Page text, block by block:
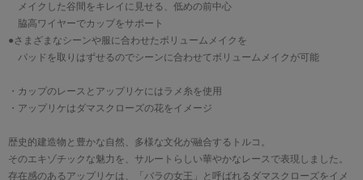
メイクした谷間をキレイに見せる、低めの前中心
脇高ワイヤーでカップをサポート
●さまざまなシーンや服に合わせたボリュームメイクを
パッドを取りはずせるのでシーンに合わせてボリュームメイクが可能
・カップのレースとアップリケにはラメ糸を使用
・アップリケはダマスクローズの花をイメージ
歴史的建造物と豊かな自然、多様な文化が融合するトルコ。
そのエキゾチックな魅力を、サルートらしい華やかなレースで表現しました。
存在感のあるアップリケは、「バラの女王」と呼ばれるダマスクローズをイメ